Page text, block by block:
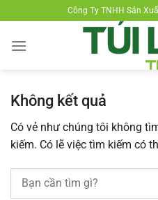
đến
nội
Công Ty TNHH Sản
Không kết quả
Có vẻ như chúng tôi không
kiếm. Có lẽ việc tìm kiếm có